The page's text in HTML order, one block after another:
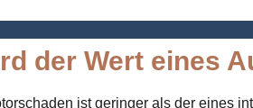
der Wert eines
ist geringer als der eines